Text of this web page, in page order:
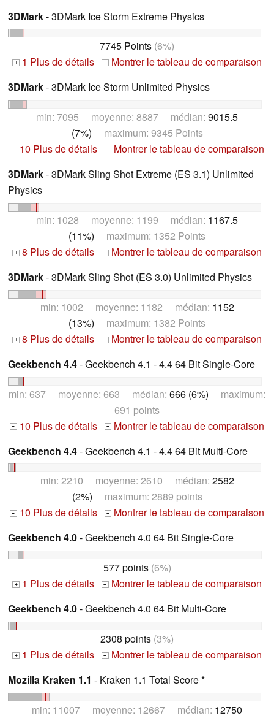
3DMark- 3DMark Ice Storm Extreme Physics
7745 Points (6%)
+ 1 Plus de détails + Montrer le tableau de comparaison
3DMark- 3DMark Ice Storm Unlimited Physics
min: 7095 moyenne: 8887 médian: 9015.5
(7%) maximum: 9345 Points
+ 10 Plus de détails +
Montrer le tableau de comparaison
3DMark- 3DMark Sling Shot Extreme (ES 3.1) Unlimited
Physics
min: 1028 moyenne: 1199 médian: 1167.5
(11%) maximum: 1352 Points
+ 8 Plus de détails + Montrer le tableau de comparaison
3DMark- 3DMark Sling Shot (ES 3.0) Unlimited Physics
min: 1002 moyenne: 1182 médian: 1152
(13%) maximum: 1382 Points
+ 8 Plus de détails + Montrer le tableau de comparaison
Geekbench 4.4- Geekbench 4.1 - 4.4 64 Bit Single-Core
min: 637 moyenne: 663 médian: 666 (6%) maximum:
691 points
+ 10 Plus de détails +
Montrer le tableau de comparaison
Geekbench 4.4- Geekbench 4.1 - 4.4 64 Bit Multi-Core
min: 2210 moyenne: 2610 médian: 2582
(2%) maximum: 2889 points
+ 10 Plus de détails +
Montrer le tableau de comparaison
Geekbench 4.0- Geekbench 4.0 64 Bit Single-Core
577 points(6%)
+ 1 Plus de détails + Montrer le tableau de comparaison
Geekbench 4.0- Geekbench 4.0 64 Bit Multi-Core
2308 points (3%)
+ 1 Plus de détails + Montrer le tableau de comparaison
Mozilla Kraken 1.1 - Kraken 1.1 Total Score *
min: 11007 moyenne: 12667 médian: 12750